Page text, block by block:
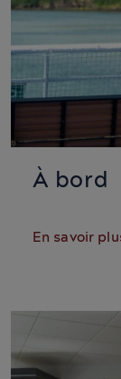
À bord
En savoir